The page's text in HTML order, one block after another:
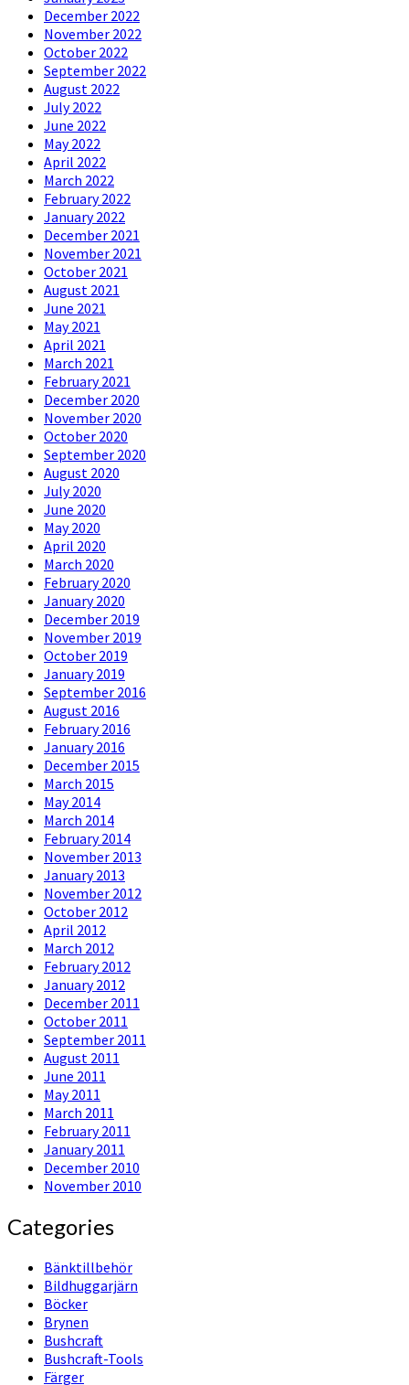
December 2022
November 2022
October 2022
September 2022
August 2022
July 2022
June 2022
May 2022
April 2022
March 2022
February 2022
January 2022
December 2021
November 2021
October 2021
August 2021
June 2021
May 2021
April 2021
March 2021
February 2021
December 2020
November 2020
October 2020
September 2020
August 2020
July 2020
June 2020
May 2020
April 2020
March 2020
February 2020
January 2020
December 2019
November 2019
October 2019
January 2019
September 2016
August 2016
February 2016
January 2016
December 2015
March 2015
May 2014
March 2014
February 2014
November 2013
January 2013
November 2012
October 2012
April 2012
March 2012
February 2012
January 2012
December 2011
October 2011
September 2011
August 2011
June 2011
May 2011
March 2011
February 2011
January 2011
December 2010
November 2010
Categories
Bänktillbehör
Bildhuggarjärn
Böcker
Brynen
Bushcraft
Bushcraft-Tools
Färger